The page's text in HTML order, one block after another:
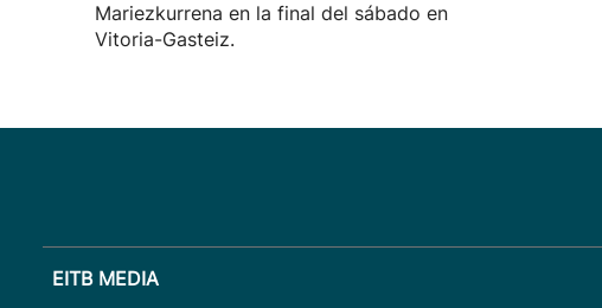
Mariezkurrena en la final del sábado en
Vitoria-Gasteiz.
EITB MEDIA